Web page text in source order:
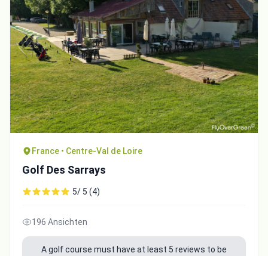
France • Centre-Val de Loire
Golf Des Sarrays
5/ 5 (4)
196 Ansichten
A golf course must have at least 5 reviews to be